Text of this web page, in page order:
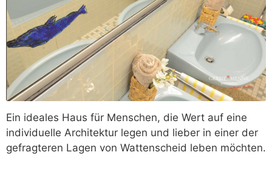
Ein ideales Haus für Menschen, die Wert auf eine
individuelle Architektur legen und lieber in einer der
gefragteren Lagen von Wattenscheid leben möchten.